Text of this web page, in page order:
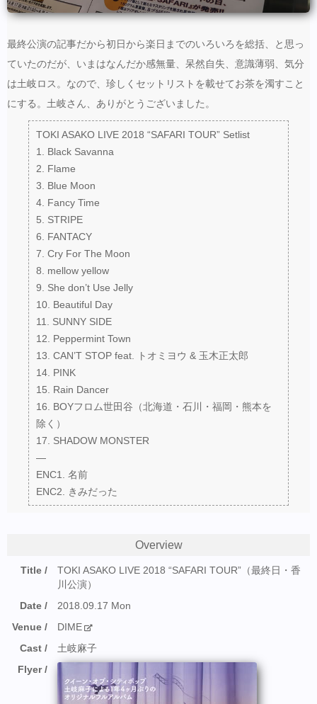
最終公演の記事だから初日から楽日までのいろいろを総括、と思っ
ていたのだが、いまはなんだか感無量、呆然自失、意識薄弱、気分
は土岐ロス。なので、珍しくセットリストを載せてお茶を濁すこと
にする。土岐さん、ありがとうございました。
TOKI ASAKO LIVE 2018 “SAFARI TOUR” Setlist
1. Black Savanna
2. Flame
3. Blue Moon
4. Fancy Time
5. STRIPE
6. FANTACY
7. Cry For The Moon
8. mellow yellow
9. She don’t Use Jelly
10. Beautiful Day
11. SUNNY SIDE
12. Peppermint Town
13. CAN’T STOP feat. トオミヨウ & 玉木正太郎
14. PINK
15. Rain Dancer
16. BOYフロム世田谷（北海道・石川・福岡・熊本を
除く）
17. SHADOW MONSTER
—
ENC1. 名前
ENC2. きみだった
Overview
Title
TOKI ASAKO LIVE 2018 “SAFARI TOUR”（最終日・香
川公演）
Date
2018.09.17 Mon
Venue
DIME
Cast
土岐麻子
Flyer